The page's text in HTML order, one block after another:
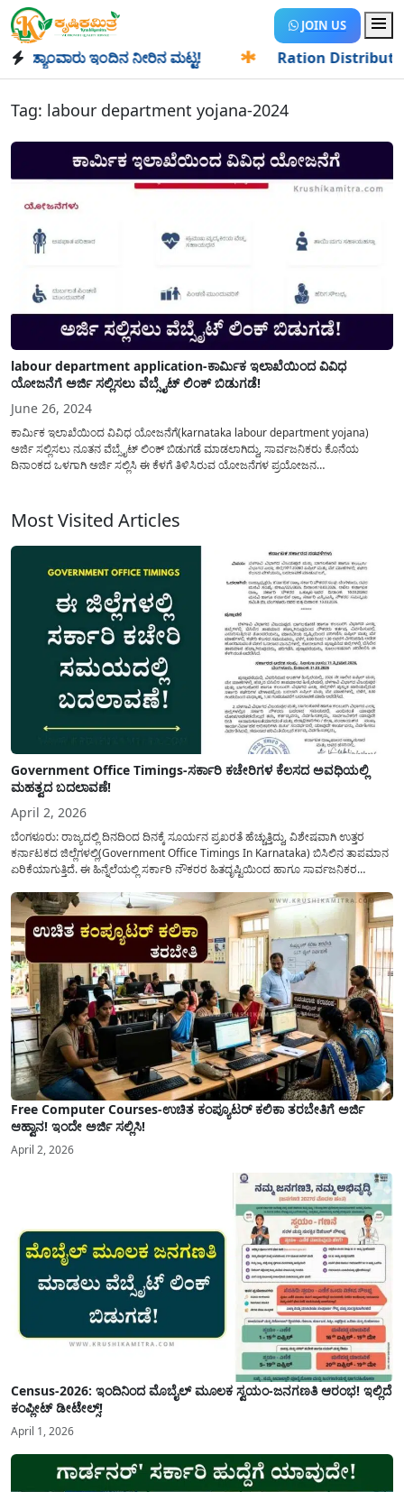
JOIN US
ಇಂದಿನ ನೀರಿನ ಮಟ್ಟ! Ration Distribution-
Tag: labour department yojana-2024
labour department application-ಕಾರ್ಮಿಕ ಇಲಾಖೆಯಿಂದ ವಿವಿಧ
ಯೋಜನೆಗೆ ಅರ್ಜಿ ಸಲ್ಲಿಸಲು ವೆಬ್ಸೈಟ್ ಲಿಂಕ್ ಬಿಡುಗಡೆ!
June 26, 2024
ಕಾರ್ಮಿಕ ಇಲಾಖೆಯಿಂದ ವಿವಿಧ ಯೋಜನೆಗೆ(karnataka labour department yojana)
ಅರ್ಜಿ ಸಲ್ಲಿಸಲು ನೂತನ ವೆಬ್ಸೈಟ್ ಲಿಂಕ್ ಬಿಡುಗಡೆ ಮಾಡಲಾಗಿದ್ದು, ಸಾರ್ವಜನಿಕರು ಕೊನೆಯ
ದಿನಾಂಕದ ಒಳಗಾಗಿ ಅರ್ಜಿ ಸಲ್ಲಿಸಿ ಈ ಕೆಳಗೆ ತಿಳಿಸಿರುವ ಯೋಜನೆಗಳ ಪ್ರಯೋಜನ
Most Visited Articles
Government Office Timings-ಸರ್ಕಾರಿ ಕಚೇರಿಗಳ ಕೆಲಸದ ಅವಧಿಯಲ್ಲಿ
ಮಹತ್ವದ ಬದಲಾವಣೆ!
April 2, 2026
ಬೆಂಗಳೂರು: ರಾಜ್ಯದಲ್ಲಿ ದಿನದಿಂದ ದಿನಕ್ಕೆ ಸೂರ್ಯನ ಪ್ರಖರತೆ ಹೆಚ್ಚುತ್ತಿದ್ದು, ವಿಶೇಷವಾಗಿ ಉತ್ತರ
ಕರ್ನಾಟಕದ ಜಿಲ್ಲೆಗಳಲ್ಲಿ(Government Office Timings In Karnataka) ಬಿಸಿಲಿನ ತಾಪಮಾನ
ಏರಿಕೆಯಾಗುತ್ತಿದೆ. ಈ ಹಿನ್ನೆಲೆಯಲ್ಲಿ ಸರ್ಕಾರಿ ನೌಕರರ ಹಿತದೃಷ್ಟಿಯಿಂದ ಹಾಗೂ ಸಾರ್ವಜನಿಕರ
ಮತ್ತು ಕಲ್ಯಾಣ ಕರ್ನಾಟಕದ ಒಟ್ಟು 9 ಜಿಲ್ಲೆಗಳಲ್ಲಿ ಏಪ್ರಿಲ್...
Free Computer Courses-ಉಚಿತ ಕಂಪ್ಯೂಟರ್ ಕಲಿಕಾ ತರಬೇತಿಗೆ ಅರ್ಜಿ
ಆಹ್ವಾನ! ಇಂದೇ ಅರ್ಜಿ ಸಲ್ಲಿಸಿ!
April 2, 2026
Census-2026: ಇಂದಿನಿಂದ ಮೊಬೈಲ್ ಮೂಲಕ ಸ್ವಯಂ-ಜನಗಣತಿ ಆರಂಭ! ಇಲ್ಲಿದೆ
ಕಂಪ್ಲೀಟ್ ಡೀಟೇಲ್ಸ್!
April 1, 2026